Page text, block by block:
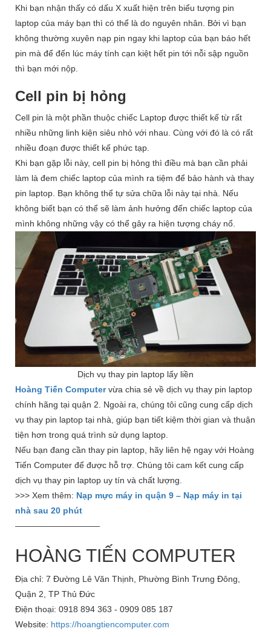
Khi bạn nhận thấy có dấu X xuất hiện trên biểu tượng pin
laptop của máy bạn thì có thể là do nguyên nhân. Bởi vì bạn
không thường xuyên nạp pin ngay khi laptop của bạn báo hết
pin mà để đến lúc máy tính cạn kiệt hết pin tới nỗi sập nguồn
thì bạn mới nộp.
Cell pin bị hỏng
Cell pin là một phần thuộc chiếc Laptop được thiết kế từ rất
nhiều những linh kiện siêu nhỏ với nhau. Cùng với đó là có rất
nhiều đoạn được thiết kế phức tạp.
Khi bạn gặp lỗi này, cell pin bị hỏng thì điều mà bạn cần phải
làm là đem chiếc laptop của mình ra tiệm để bảo hành và thay
pin laptop. Bạn không thể tự sửa chữa lỗi này tại nhà. Nếu
không biết bạn có thể sẽ làm ảnh hưởng đến chiếc laptop của
mình không những vậy có thể gây ra hiện tượng cháy nổ.
Dịch vụ thay pin laptop lấy liền
Hoàng Tiến Computervừa chia sẻ về dịch vụ thay pin laptop
chính hãng tại quận 2. Ngoài ra, chúng tôi cũng cung cấp dịch
vụ thay pin laptop tại nhà, giúp bạn tiết kiệm thời gian và thuận
tiện hơn trong quá trình sử dụng laptop.
Nếu bạn đang cần thay pin laptop, hãy liên hệ ngay với Hoàng
Tiến Computer để được hỗ trợ. Chúng tôi cam kết cung cấp
dịch vụ thay pin laptop uy tín và chất lượng.
>>> Xem thêm: Nạp mực máy in quận 9 – Nạp máy in tại
nhà sau 20 phút
——————————
HOÀNG TIẾN COMPUTER
Địa chỉ: 7 Đường Lê Văn Thịnh, Phường Bình Trưng Đông,
Quận 2, TP Thủ Đức
Điện thoại: 0918 894 363 - 0909 085 187
Website: https://hoangtiencomputer.com